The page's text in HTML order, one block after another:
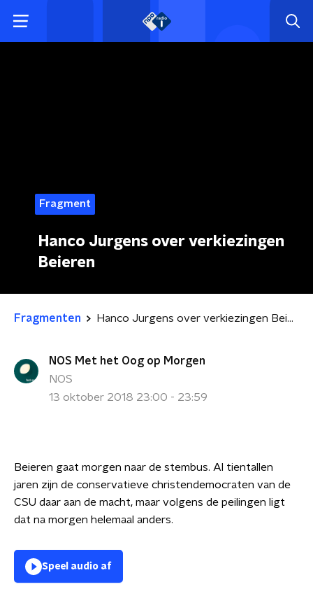
Fragment
Hanco Jurgens over verkiezingen
Beieren
Fragmenten Hanco Jurgens over verkiezingen Beieren
NOS Met het Oog op Morgen
NOS
13 oktober 2018 23:00 - 23:59
Beieren gaat morgen naar de stembus. Al tientallen
jaren zijn de conservatieve christendemocraten van de
CSU daar aan de macht, maar volgens de peilingen ligt
dat na morgen helemaal anders.
Speel audio af